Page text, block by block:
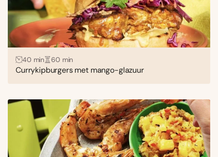
40 min 60 min
Currykipburgers met mango-glazuur